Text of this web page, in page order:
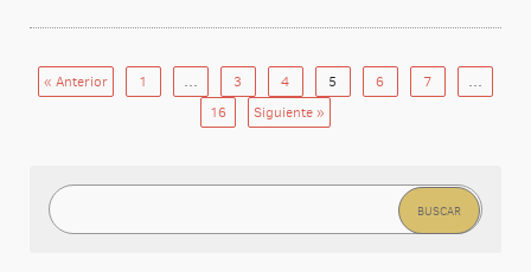
« Anterior 1 … 3 4 5 6 7
…
16
Siguiente »
Buscar: